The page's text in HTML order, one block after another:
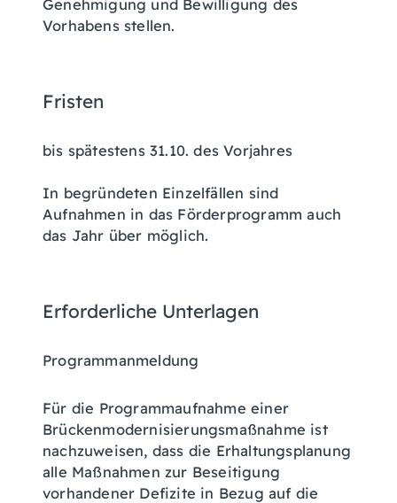
Genehmigung und Bewilligung des
Vorhabens stellen.
Fristen
bis spätestens 31.10. des Vorjahres
In begründeten Einzelfällen sind
Aufnahmen in das Förderprogramm auch
das Jahr über möglich.
Erforderliche Unterlagen
Programmanmeldung
Für die Programmaufnahme einer
Brückenmodernisierungsmaßnahme ist
nachzuweisen, dass die Erhaltungsplanung
alle Maßnahmen zur Beseitigung
vorhandener Defizite in Bezug auf die